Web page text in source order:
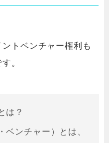
トベンチャー権利も
。
は？
ベンチャー）とは、